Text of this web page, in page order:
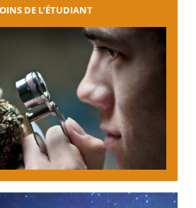
DE L’ÉTUDIANT